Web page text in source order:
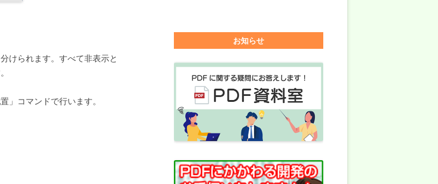
けられます。すべて非表示と
」コマンドで行います。
お知らせ